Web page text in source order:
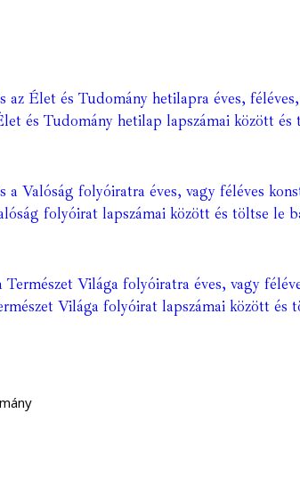
az Élet és Tudomány hetilapra éves,
és Tudomány hetilap lapszámai között
a Valóság folyóiratra éves, vagy féléves
folyóirat lapszámai között és töltse le
Természet Világa folyóiratra éves, vagy
Világa folyóirat lapszámai között